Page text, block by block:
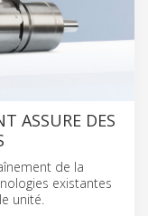
ASSURE DES
de la
existantes
unité.